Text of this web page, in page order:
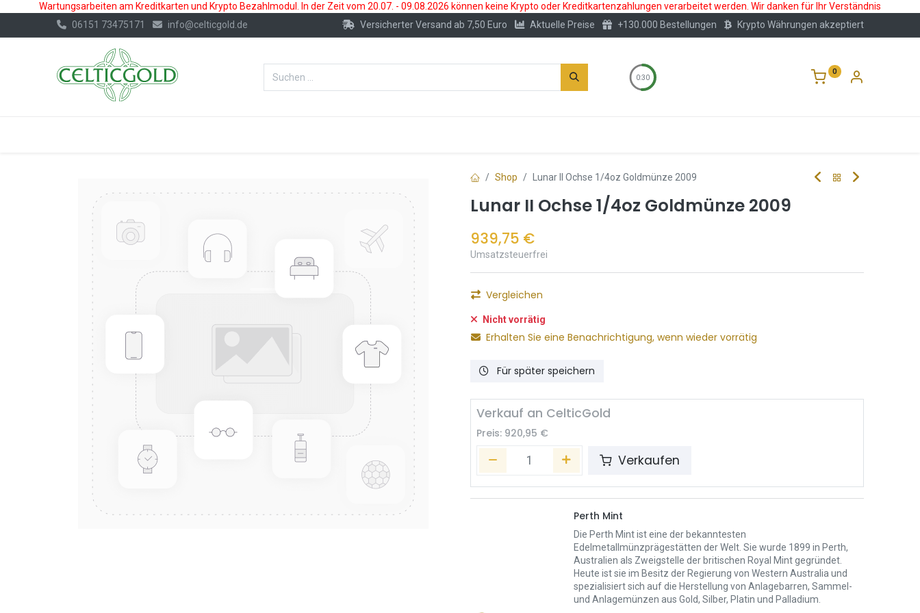
Wartungsarbeiten am Kreditkarten und Krypto Bezahlmodul. In der Zeit vom 20.07. - 09.08.2026 können keine Krypto oder Kreditkartenzahlungen verarbeitet werden. Wir danken für Ihr Verständnis
06151 73475171
info@celticgold.de Versicherter Versand ab 7,50 Euro Aktuelle Preise +130.000 Bestellungen Krypto Währungen akzeptiert
0:30
0
Shop Lunar II Ochse 1/4oz Goldmünze 2009
Lunar II Ochse 1/4oz Goldmünze 2009
939,75 €
Umsatzsteuerfrei
Vergleichen
Nicht vorrätig
Erhalten Sie eine Benachrichtigung, wenn wieder vorrätig
Für später speichern
Verkauf an CelticGold
Preis: 920,95 €
Verkaufen
Perth Mint
Die Perth Mint ist eine der bekanntesten
Edelmetallmünzprägestätten der Welt. Sie wurde 1899 in Perth,
Australien als Zweigstelle der britischen Royal Mint gegründet.
Heute ist sie im Besitz der Regierung von Western Australia und
spezialisiert sich auf die Herstellung von Anlagebarren, Sammel-
und Anlagemünzen aus Gold, Silber, Platin und Palladium.